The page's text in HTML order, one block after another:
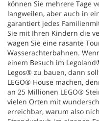
können Sie mehrere Tage
langweilen, aber auch in
garantiert jedes
Sie mit Ihren Kindern die
wagen Sie eine rasante
Wasserachterbahnen.
einem Besuch im
Legos® zu bauen, dann
LEGO® House machen,
an 25 Millionen LEGO®
vielen Orten mit
erreichbar, warum also